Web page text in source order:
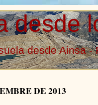
desde
desde Ainsa -
DE 2013